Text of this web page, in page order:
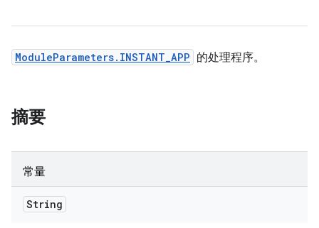
ModuleParameters.INSTANT_APP 的处理程序。
摘要
常量
String